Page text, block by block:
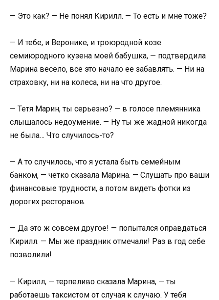
— Это как? — Не понял Кирилл. — То есть и мне тоже?
— И тебе, и Веронике, и троюродной козе
семиюродного кузена моей бабушка, — подтвердила
Марина весело, все это начало ее забавлять. — Ни на
страховку, ни на колеса, ни на что другое.
— Тетя Марин, ты серьезно? — в голосе племянника
слышалось недоумение. — Ну ты же жадной никогда
не была… Что случилось-то?
— А то случилось, что я устала быть семейным
банком, — четко сказала Марина. — Слушать про ваши
финансовые трудности, а потом видеть фотки из
дорогих ресторанов.
— Да это ж совсем другое! — попытался оправдаться
Кирилл. — Мы же праздник отмечали! Раз в год себе
позволили!
— Кирилл, — терпеливо сказала Марина, — ты
работаешь таксистом от случая к случаю. У тебя